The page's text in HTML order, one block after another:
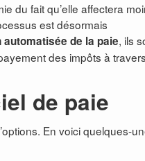
du fait qu’elle affectera
est désormais
automatisée de la paie, ils
des impôts à
de paie
En voici quelques-